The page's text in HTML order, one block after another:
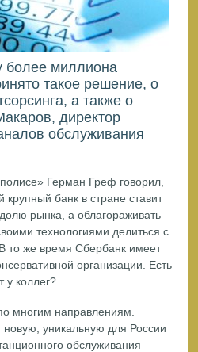
более миллиона
такое решение, о
а также о
директор
обслуживания
Герман Греф говорил,
крупный банк в стране ставит
рынка, а облагораживать
технологиями делиться с
то же время Сбербанк имеет
организации. Есть
у коллег?
многим направлениям.
уникальную для России
обслуживания